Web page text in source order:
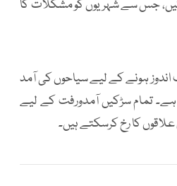
جس سے شہریوں کو مشکلات کا
ہونے کے لیے سیاحوں کی آمد
تمام سڑکیں آمدورفت کے لیے
علاقوں کا رخ کرسکتے ہیں۔